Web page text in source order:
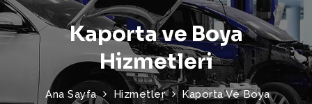
Kaporta ve Boya
Hizmetleri
Ana Sayfa Hizmetler
Kaporta Ve Boya